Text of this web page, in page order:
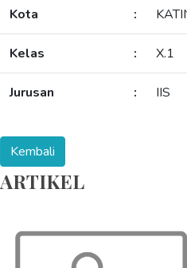
Kota :
Kelas : X.1
Jurusan : IIS
ARTIKEL